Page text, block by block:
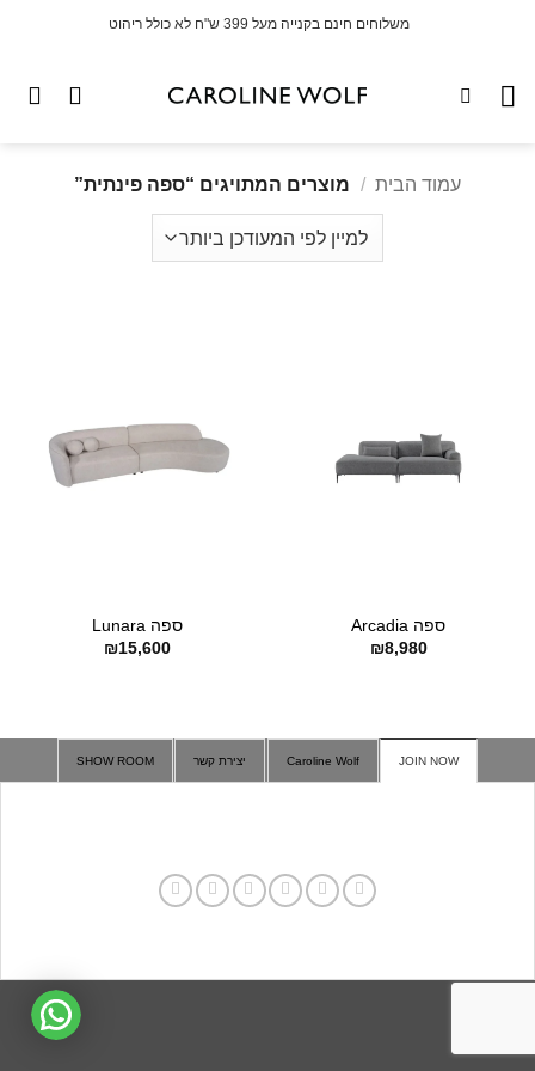
משלוחים חינם בקנייה מעל 399 ש"ח לא כולל ריהוט
עמוד הבית / מוצרים המתויגים “ספה פינתית”
ספה Arcadia
₪8,980
ספה Lunara
₪15,600
JOIN NOW
Caroline Wolf יצירת קשר SHOW ROOM